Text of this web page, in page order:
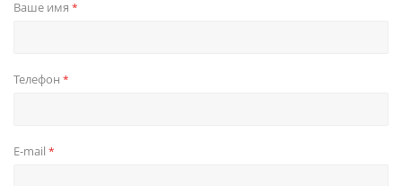
Ваше имя *
Телефон *
E-mail *